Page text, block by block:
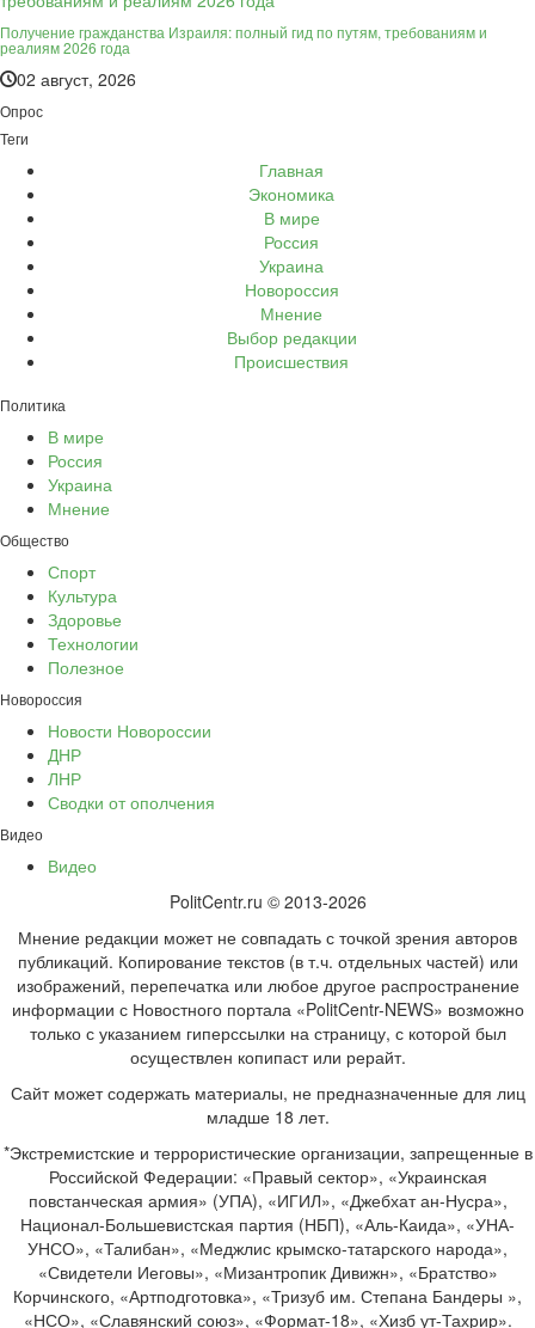
Получение гражданства Израиля: полный гид по путям, требованиям и
реалиям 2026 года
02 август, 2026
Опрос
Теги
Главная
Экономика
В мире
Россия
Украина
Новороссия
Мнение
Выбор редакции
Происшествия
Политика
В мире
Россия
Украина
Мнение
Общество
Спорт
Культура
Здоровье
Технологии
Полезное
Новороссия
Новости Новороссии
ДНР
ЛНР
Сводки от ополчения
Видео
Видео
PolitCentr.ru © 2013-2026
Мнение редакции может не совпадать с точкой зрения авторов
публикаций. Копирование текстов (в т.ч. отдельных частей) или
изображений, перепечатка или любое другое распространение
информации с Новостного портала «PolitCentr-NEWS» возможно
только с указанием гиперссылки на страницу, с которой был
осуществлен копипаст или рерайт.
Сайт может содержать материалы, не предназначенные для лиц
младше 18 лет.
*Экстремистские и террористические организации, запрещенные в
Российской Федерации: «Правый сектор», «Украинская
повстанческая армия» (УПА), «ИГИЛ», «Джебхат ан-Нусра»,
Национал-Большевистская партия (НБП), «Аль-Каида», «УНА-
УНСО», «Талибан», «Меджлис крымско-татарского народа»,
«Свидетели Иеговы», «Мизантропик Дивижн», «Братство»
Корчинского, «Артподготовка», «Тризуб им. Степана Бандеры »,
«НСО», «Славянский союз», «Формат-18», «Хизб ут-Тахрир».